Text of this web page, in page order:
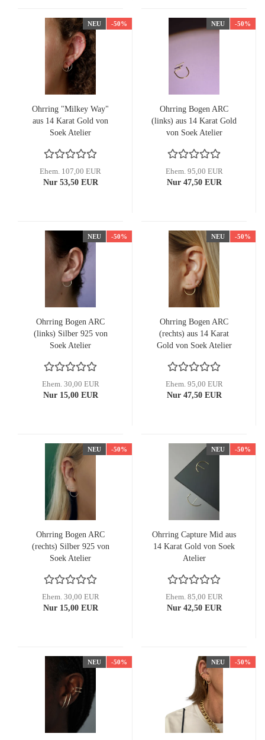
NEU -50%
Ohrring "Milkey Way"
aus 14 Karat Gold von
Soek Atelier
Ehem. 107,00 EUR
Nur 53,50 EUR
NEU -50%
Ohrring Bogen ARC
(links) aus 14 Karat Gold
von Soek Atelier
Ehem. 95,00 EUR
Nur 47,50 EUR
NEU -50%
Ohrring Bogen ARC
(links) Silber 925 von
Soek Atelier
Ehem. 30,00 EUR
Nur 15,00 EUR
NEU -50%
Ohrring Bogen ARC
(rechts) aus 14 Karat
Gold von Soek Atelier
Ehem. 95,00 EUR
Nur 47,50 EUR
NEU -50%
Ohrring Bogen ARC
(rechts) Silber 925 von
Soek Atelier
Ehem. 30,00 EUR
Nur 15,00 EUR
NEU -50%
Ohrring Capture Mid aus
14 Karat Gold von Soek
Atelier
Ehem. 85,00 EUR
Nur 42,50 EUR
NEU -50% NEU -50%